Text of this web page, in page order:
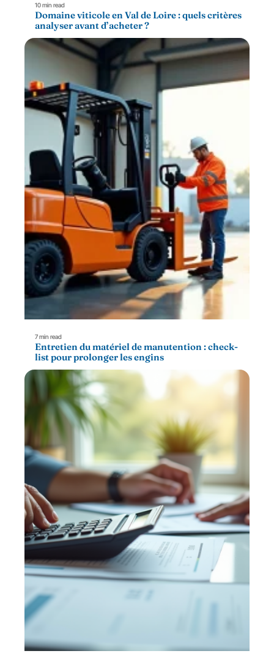
10 min read
Domaine viticole en Val de Loire : quels critères
analyser avant d’acheter ?
7 min read
Entretien du matériel de manutention : check-
list pour prolonger les engins